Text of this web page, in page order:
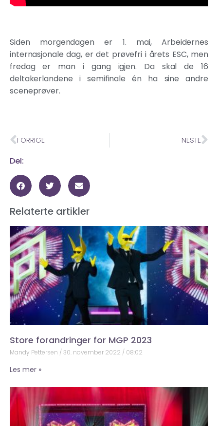
Siden morgendagen er 1. mai, Arbeidernes
internasjonale dag, er det prøvefri i årets ESC, men
fredag er man i gang igjen. Da skal de 16
deltakerlandene i semifinale én ha sine andre
sceneprøver.
FORRIGE NESTE
Del:
Relaterte artikler
Store forandringer for MGP 2023
Mandy Pettersen 30. november 2022 08:02
Les mer »